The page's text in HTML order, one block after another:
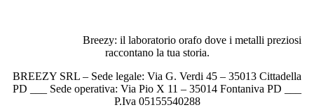
Breezy: il laboratorio orafo dove i metalli preziosi
raccontano la tua storia.
BREEZY SRL – Sede legale: Via G. Verdi 45 – 35013 Cittadella
PD ___ Sede operativa: Via Pio X 11 – 35014 Fontaniva PD ___
P.Iva 05155540288